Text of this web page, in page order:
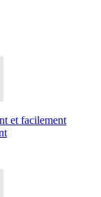
et facilement